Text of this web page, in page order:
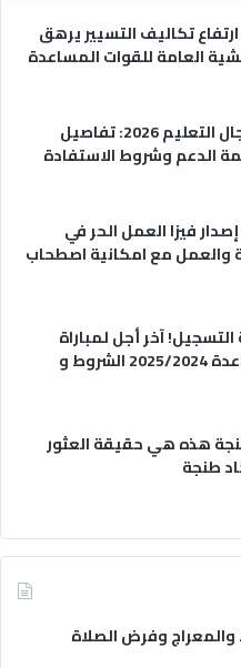
تكاليف التسيير يرهق
العامة للقوات المساعدة
منحة الحج لرجال التعليم 2026: تفاصيل
الدعم وشروط الاستفادة
فيزا العمل الحر في
والعمل مع امكانية اصطحاب
آخر أجل لمباراة
القوات المساعدة 2025/2024 الشروط و
هذه هي حقيقة العثور
طنجة
والمعراج وفرض الصلاة